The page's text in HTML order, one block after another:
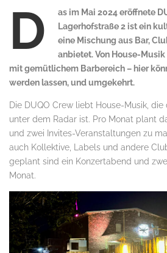
D
as im Mai 2024 eröffnete
Lagerhofstraße 2 ist ein
eine Mischung aus Bar,
anbietet. Von House-
mit gemütlichem Barbereich – hier
werden lassen, und umgekehrt.
Die DUQO Crew liebt House-Musik,
unter dem Radar ist. Pro Monat plant
und zwei Invites-Veranstaltungen zu
auch Kollektive, Labels und andere
geplant sind ein Konzertabend und
Monat.